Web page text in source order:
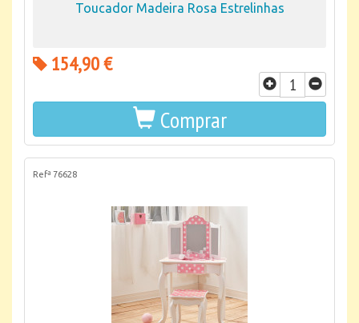
Toucador Madeira Rosa Estrelinhas
154,90 €
Comprar
Refª 76628